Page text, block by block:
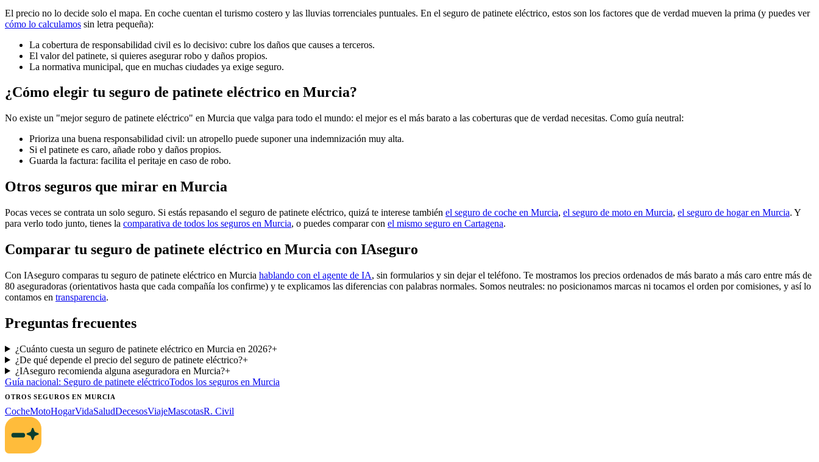
El precio no lo decide solo el mapa. En coche cuentan el turismo costero y las lluvias torrenciales puntuales. En el seguro de patinete eléctrico, estos son los factores que de verdad mueven la prima (y puedes ver
cómo lo calculamos sin letra pequeña):
La cobertura de responsabilidad civil es lo decisivo: cubre los daños que causes a terceros.
El valor del patinete, si quieres asegurar robo y daños propios.
La normativa municipal, que en muchas ciudades ya exige seguro.
¿Cómo elegir tu seguro de patinete eléctrico en Murcia?
No existe un "mejor seguro de patinete eléctrico" en Murcia que valga para todo el mundo: el mejor es el más barato a las coberturas que de verdad necesitas. Como guía neutral:
Prioriza una buena responsabilidad civil: un atropello puede suponer una indemnización muy alta.
Si el patinete es caro, añade robo y daños propios.
Guarda la factura: facilita el peritaje en caso de robo.
Otros seguros que mirar en Murcia
Pocas veces se contrata un solo seguro. Si estás repasando el seguro de patinete eléctrico, quizá te interese también el seguro de coche en Murcia, el seguro de moto en Murcia, el seguro de hogar en Murcia. Y
para verlo todo junto, tienes la comparativa de todos los seguros en Murcia, o puedes comparar con el mismo seguro en Cartagena.
Comparar tu seguro de patinete eléctrico en Murcia con IAseguro
Con IAseguro comparas tu seguro de patinete eléctrico en Murcia hablando con el agente de IA, sin formularios y sin dejar el teléfono. Te mostramos los precios ordenados de más barato a más caro entre más de
80 aseguradoras (orientativos hasta que cada compañía los confirme) y te explicamos las diferencias con palabras normales. Somos neutrales: no posicionamos marcas ni tocamos el orden por comisiones, y así lo
contamos en transparencia.
Preguntas frecuentes
¿Cuánto cuesta un seguro de patinete eléctrico en Murcia en 2026?+
¿De qué depende el precio del seguro de patinete eléctrico?+
¿IAseguro recomienda alguna aseguradora en Murcia?+
Guía nacional: Seguro de patinete eléctricoTodos los seguros en Murcia
OTROS SEGUROSEN MURCIA
CocheMotoHogarVidaSaludDecesosViajeMascotasR. Civil